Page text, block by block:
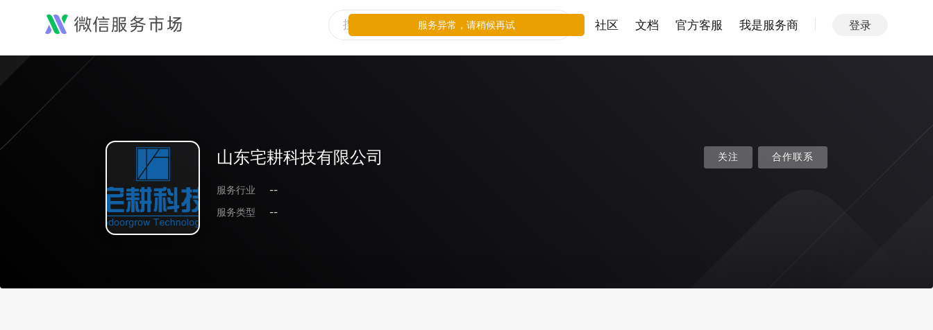
社区 文档 官方客服 我是服务商 登录
山东宅耕科技有限公司
服务行业
--
服务类型
--
关注 合作联系
服务异常，请稍候再试